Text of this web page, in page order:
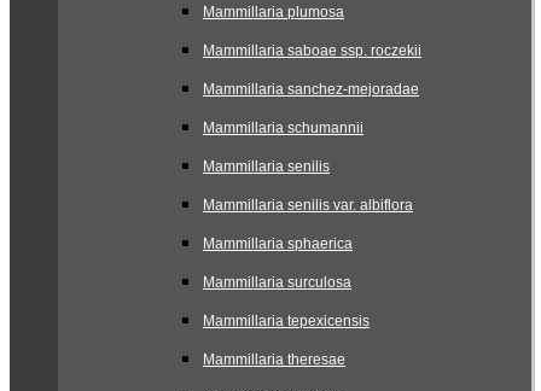
Mammillaria plumosa
Mammillaria saboae ssp. roczekii
Mammillaria sanchez-mejoradae
Mammillaria schumannii
Mammillaria senilis
Mammillaria senilis var. albiflora
Mammillaria sphaerica
Mammillaria surculosa
Mammillaria tepexicensis
Mammillaria theresae